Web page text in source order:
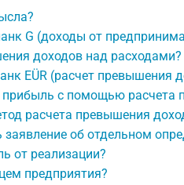
G (доходы от
доходов над расходами?
EÜR (расчет превышения
прибыль с помощью расчета
расчета превышения
об отдельном
от реализации?
предприятия?